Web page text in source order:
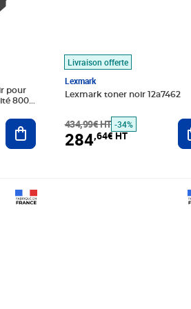
pour
8000
Ajouter au panier
Livraison offerte
Lexmark
Lexmark toner noir 12a7462
434,99€ HT -34%
284,64€ HT